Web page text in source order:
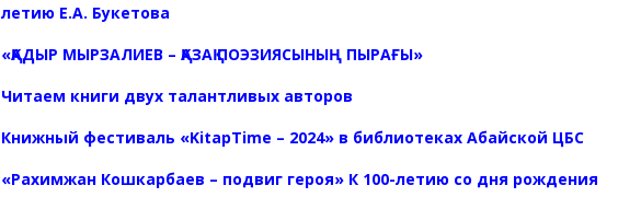
летию Е.А. Букетова
«ҚАДЫР МЫРЗАЛИЕВ – ҚАЗАҚ ПОЭЗИЯСЫНЫҢ ПЫРАҒЫ»
Читаем книги двух талантливых авторов
Книжный фестиваль «KitapTime – 2024» в библиотеках Абайской ЦБС
«Рахимжан Кошкарбаев – подвиг героя» К 100-летию со дня рождения